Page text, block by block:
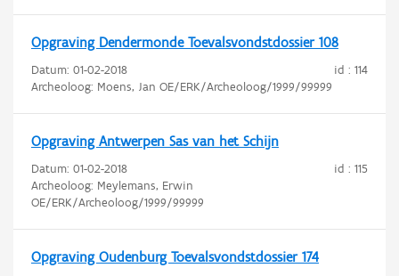
Opgraving Dendermonde Toevalsvondstdossier 108
id : 114
Datum: 01-02-2018
Archeoloog: Moens, Jan OE/ERK/Archeoloog/1999/99999
Opgraving Antwerpen Sas van het Schijn
id : 115
Datum: 01-02-2018
Archeoloog: Meylemans, Erwin
OE/ERK/Archeoloog/1999/99999
Opgraving Oudenburg Toevalsvondstdossier 174